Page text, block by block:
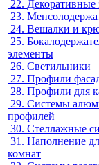
22. Декоративные
23.
24. Вешалки и
25.
элементы
26. Светильники
27. Профили
28. Профили для
29. Системы
профилей
30. Стеллажные
31. Наполнение
комнат